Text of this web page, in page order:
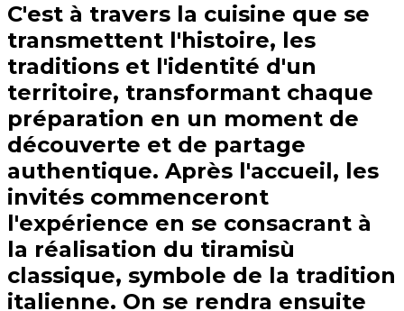
C'est à travers la cuisine que se
transmettent l'histoire, les
traditions et l'identité d'un
territoire, transformant chaque
préparation en un moment de
découverte et de partage
authentique. Après l'accueil, les
invités commenceront
l'expérience en se consacrant à
la réalisation du tiramisù
classique, symbole de la tradition
italienne. On se rendra ensuite